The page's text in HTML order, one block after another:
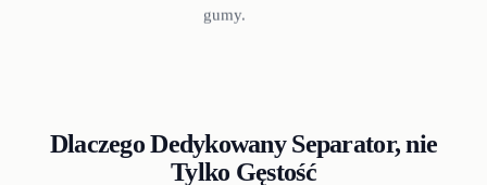
gumy.
Dlaczego Dedykowany Separator, nie
Tylko Gęstość